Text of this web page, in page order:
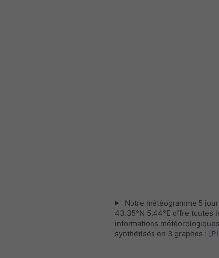
Notre météogramme 5
43.35°N 5.44°E offre toutes
informations météorologiques
synthétisés en 3 graphes :